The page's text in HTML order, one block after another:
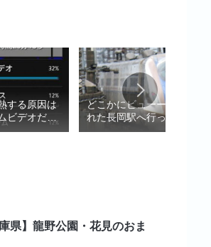
する原因は
ビデオだっ
どこかにビューーン！で選ば
れた長岡駅へ行ってきました
2026春1/4
庫県】龍野公園・花見のおま